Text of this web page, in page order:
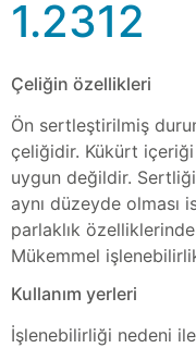
1.2312
Çeliğin özellikleri
Ön sertleştirilmiş
çeliğidir. Kükürt
uygun değildir.
aynı düzeyde olması
parlaklık
Mükemmel
Kullanım yerleri
İşlenebilirliği nedeni